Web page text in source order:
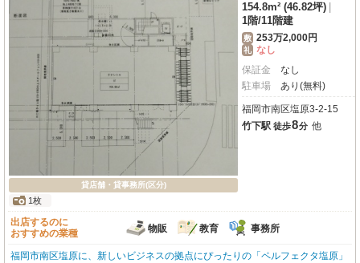
貸店舗・貸事務所(区分)
1枚
154.8m² (46.82坪)
1階/11階建
敷 253万2,000円
礼 なし
保証金
なし
駐車場
あり(無料)
福岡市南区塩原3-2-15
竹下駅 徒歩8分 他
出店するのに
おすすめの業種
物販 教育 事務所
福岡市南区塩原に、新しいビジネスの拠点にぴったりの「ペルフェクタ塩原」